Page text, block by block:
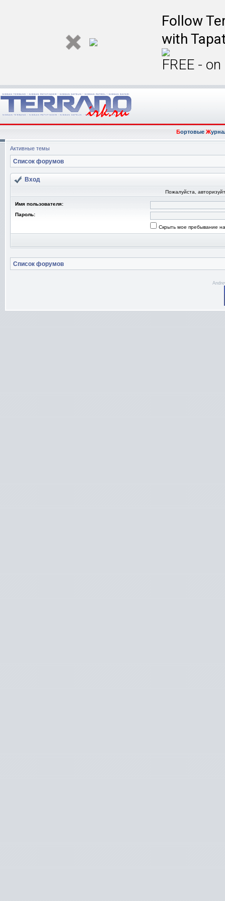
Follow
with
FREE -
БортовыеЖ
Активные темы
Список форумов
Вход
Пожалуйста,
Имя пользователя:
Пароль:
Скрыть мое пребывание
Список форумов